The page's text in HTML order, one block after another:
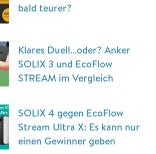
bald teurer?
Klares Duell…oder? Anker
SOLIX 3 und EcoFlow
STREAM im Vergleich
SOLIX 4 gegen EcoFlow
Stream Ultra X: Es kann nur
einen Gewinner geben